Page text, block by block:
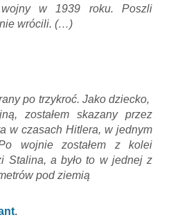
wojny w 1939 roku. Poszli
wrócili. (…)
po trzykroć. Jako dziecko,
zostałem skazany przez
w czasach Hitlera, w jednym
wojnie zostałem z kolei
Stalina, a było to w jednej z
pod ziemią
.